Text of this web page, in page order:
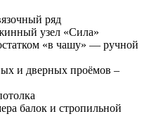
ряд
узел «Сила»
«в чашу» — ручной
и дверных проёмов –
балок и стропильной